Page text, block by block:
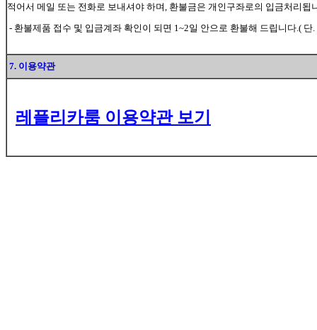
적어서 메일 또는 전화로 보내셔야 하며, 환불금은 개인구좌로의 입금처리됩
- 환불제품 접수 및 입금계좌 확인이 되면 1~2일 안으로 환불해 드립니다.(
7. 이용약관
레플리카룸 이용약관 보기